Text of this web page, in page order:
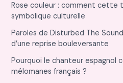
Rose couleur : comment cette
symbolique culturelle
Paroles de Disturbed The
d’une reprise bouleversante
Pourquoi le chanteur
mélomanes français ?